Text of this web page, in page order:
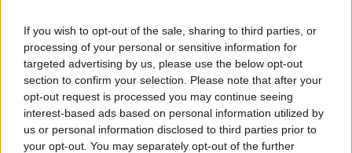
If you wish to opt-out of the sale, sharing to third parties, or
processing of your personal or sensitive information for
targeted advertising by us, please use the below opt-out
section to confirm your selection. Please note that after your
opt-out request is processed you may continue seeing
interest-based ads based on personal information utilized by
us or personal information disclosed to third parties prior to
your opt-out. You may separately opt-out of the further